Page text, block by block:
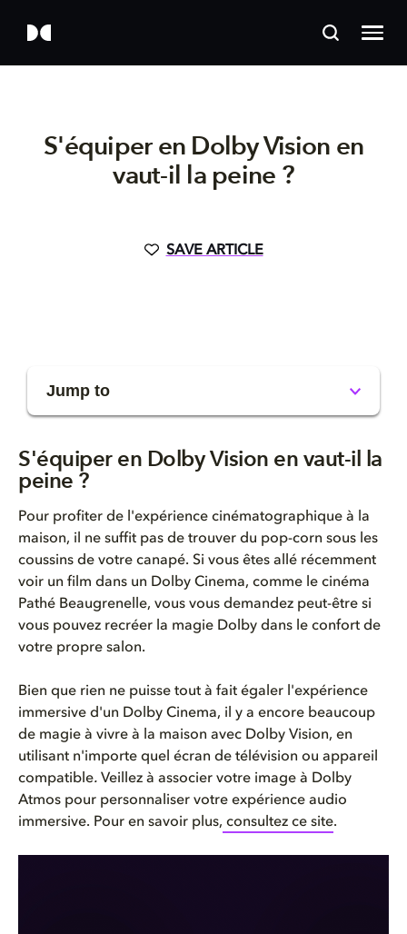
S'équiper en Dolby Vision en
vaut-il la peine ?
SAVE ARTICLE
Jump to
L'importance de Dolby Vision
Dolby Vision est une innovatio...
S'équiper en Dolby Vision en vaut-il la
peine ?
Pour profiter de l'expérience cinématographique à la
maison, il ne suffit pas de trouver du pop-corn sous les
coussins de votre canapé. Si vous êtes allé récemment
voir un film dans un Dolby Cinema, comme le cinéma
Pathé Beaugrenelle, vous vous demandez peut-être si
vous pouvez recréer la magie Dolby dans le confort de
votre propre salon.
Bien que rien ne puisse tout à fait égaler l'expérience
immersive d'un Dolby Cinema, il y a encore beaucoup
de magie à vivre à la maison avec Dolby Vision, en
utilisant n'importe quel écran de télévision ou appareil
compatible. Veillez à associer votre image à Dolby
Atmos pour personnaliser votre expérience audio
immersive. Pour en savoir plus, consultez ce site.